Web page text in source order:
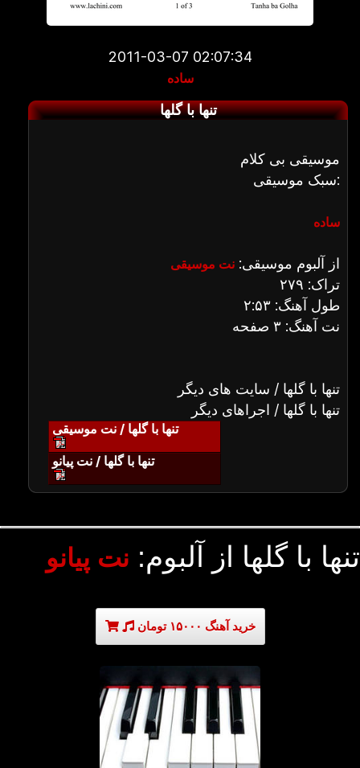
2011-03-07 02:07:34
ساده
تنها با گلها
موسیقی بی کلام
سبک موسیقی:
ساده
از آلبوم موسیقی: نت موسیقی
تراک: ۲۷۹
طول آهنگ: ۲:۵۳
نت آهنگ: ۳ صفحه
تنها با گلها / سایت های دیگر
تنها با گلها / اجراهای دیگر
تنها با گلها / نت موسیقی
تنها با گلها / نت پیانو
تنها با گلها از آلبوم: نت پیانو
خرید آهنگ ۱۵۰۰۰ تومان